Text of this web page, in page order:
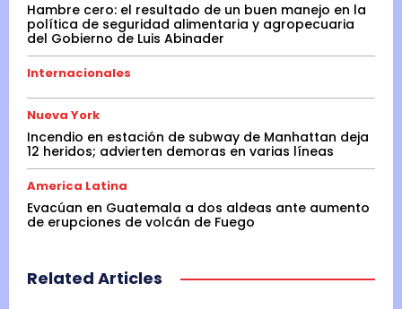
Hambre cero: el resultado de un buen manejo en la
política de seguridad alimentaria y agropecuaria
del Gobierno de Luis Abinader
Internacionales
Nueva York
Incendio en estación de subway de Manhattan deja
12 heridos; advierten demoras en varias líneas
America Latina
Evacúan en Guatemala a dos aldeas ante aumento
de erupciones de volcán de Fuego
Related Articles